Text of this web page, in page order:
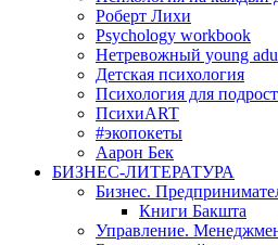
Роберт Лихи
Psychology workbook
Нетревожный young
Детская психология
Психология для
ПсихиART
#экопокеты
Аарон Бек
БИЗНЕС-ЛИТЕРАТУРА
Бизнес.
Книги Бакшта
Управление.